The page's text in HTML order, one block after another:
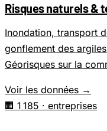
Risques naturels &
Inondation, transport
gonflement des
Géorisques sur la
Voir les données →
🏢 1 185 · entreprises